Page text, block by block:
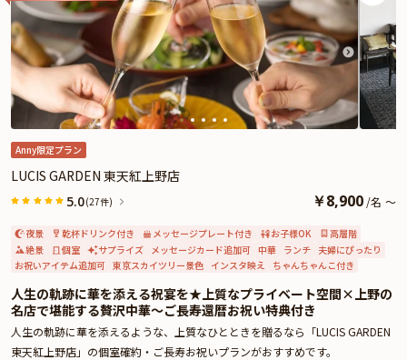
Anny限定プラン
LUCIS GARDEN 東天紅上野店
5.0(27件) ￥8,900 /名 ～
夜景 乾杯ドリンク付き メッセージプレート付き お子様OK
高層階
絶景
個室 サプライズ メッセージカード追加可 中華 ランチ 夫婦にぴったり
お祝いアイテム追加可 東京スカイツリー景色 インスタ映え ちゃんちゃんこ付き
人生の軌跡に華を添える祝宴を★上質なプライベート空間×上野の
名店で堪能する贅沢中華〜ご長寿還暦お祝い特典付き
人生の軌跡に華を添えるような、上質なひとときを贈るなら「LUCIS GARDEN
東天紅上野店」の個室確約・ご長寿お祝いプランがおすすめです。